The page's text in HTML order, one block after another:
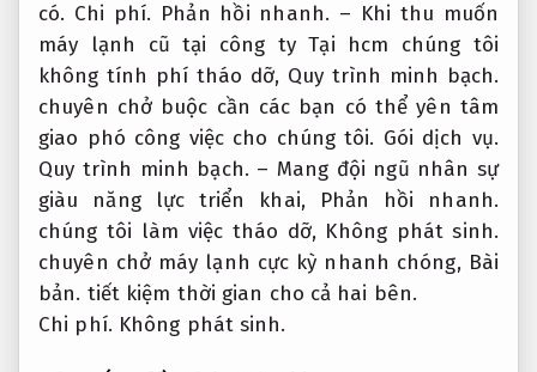
có. Chi phí. Phản hồi nhanh. – Khi thu muốn
máy lạnh cũ tại công ty Tại hcm chúng tôi
không tính phí tháo dỡ, Quy trình minh bạch.
chuyên chở buộc cần các bạn có thể yên tâm
giao phó công việc cho chúng tôi. Gói dịch vụ.
Quy trình minh bạch. – Mang đội ngũ nhân sự
giàu năng lực triển khai,
Phản hồi nhanh.
chúng tôi làm việc tháo dỡ, Không phát sinh.
chuyên chở máy lạnh cực kỳ nhanh chóng, Bài
bản. tiết kiệm thời gian cho cả hai bên.
Chi phí. Không phát sinh.